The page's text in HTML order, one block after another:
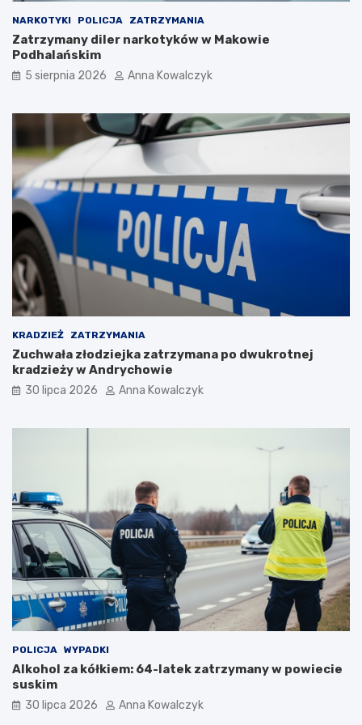
ó
t
d
o
a
l
n
o
ś
i
p
o
p
a
n
d
e
m
i
n
a
h
o
n
c
i
e
NARKOTYKI POLICJA ZATRZYMANIA
Zatrzymany diler narkotyków w Makowie
Podhalańskim
5 sierpnia 2026 Anna Kowalczyk
KRADZIEŻ ZATRZYMANIA
Zuchwała złodziejka zatrzymana po dwukrotnej
kradzieży w Andrychowie
30 lipca 2026 Anna Kowalczyk
POLICJA WYPADKI
Alkohol za kółkiem: 64-latek zatrzymany w powiecie
suskim
30 lipca 2026 Anna Kowalczyk